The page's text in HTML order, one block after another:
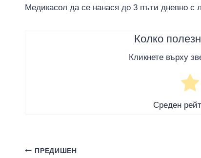
Медикасол да се нанася до 3 пъти дневно с
Колко
Кликнете върху
Среден
Навигация
ПРЕДИШЕН